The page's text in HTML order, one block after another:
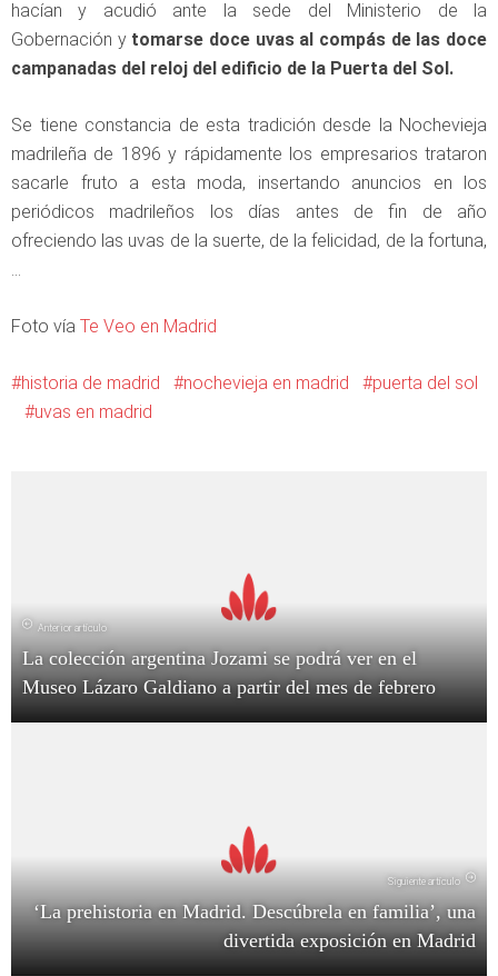
hacían y acudió ante la sede del Ministerio de la
Gobernación y tomarse doce uvas al compás de las doce
campanadas del reloj del edificio de la Puerta del Sol.
Se tiene constancia de esta tradición desde la Nochevieja
madrileña de 1896 y rápidamente los empresarios trataron
sacarle fruto a esta moda, insertando anuncios en los
periódicos madrileños los días antes de fin de año
ofreciendo las uvas de la suerte, de la felicidad, de la fortuna,
…
Foto vía Te Veo en Madrid
historia de madrid nochevieja en madrid
puerta del sol
uvas en madrid
Anterior artículo
La colección argentina Jozami se podrá ver en el
Museo Lázaro Galdiano a partir del mes de febrero
Siguiente artículo
‘La prehistoria en Madrid. Descúbrela en familia’, una
divertida exposición en Madrid